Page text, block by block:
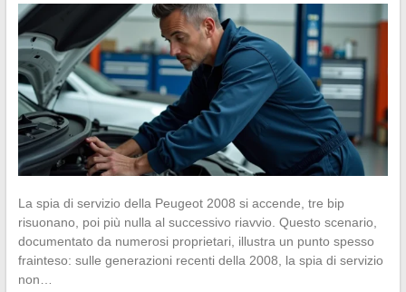
La spia di servizio della Peugeot 2008 si accende, tre bip
risuonano, poi più nulla al successivo riavvio. Questo scenario,
documentato da numerosi proprietari, illustra un punto spesso
frainteso: sulle generazioni recenti della 2008, la spia di servizio
non…